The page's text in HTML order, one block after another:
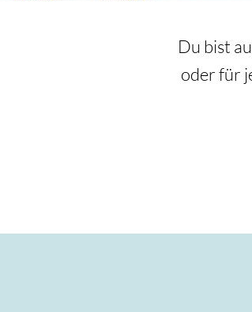
Du bist
oder für